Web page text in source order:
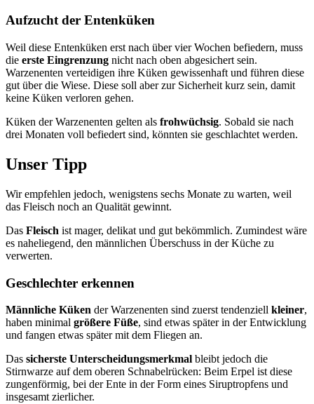
Aufzucht der Entenküken
Weil diese Entenküken erst nach über vier Wochen befiedern, muss
die erste Eingrenzung nicht nach oben abgesichert sein.
Warzenenten verteidigen ihre Küken gewissenhaft und führen diese
gut über die Wiese. Diese soll aber zur Sicherheit kurz sein, damit
keine Küken verloren gehen.
Küken der Warzenenten gelten als frohwüchsig. Sobald sie nach
drei Monaten voll befiedert sind, könnten sie geschlachtet werden.
Unser Tipp
Wir empfehlen jedoch, wenigstens sechs Monate zu warten, weil
das Fleisch noch an Qualität gewinnt.
Das Fleisch ist mager, delikat und gut bekömmlich. Zumindest wäre
es naheliegend, den männlichen Überschuss in der Küche zu
verwerten.
Geschlechter erkennen
Männliche Küken der Warzenenten sind zuerst tendenziell kleiner,
haben minimal größere Füße, sind etwas später in der Entwicklung
und fangen etwas später mit dem Fliegen an.
Das sicherste Unterscheidungsmerkmal bleibt jedoch die
Stirnwarze auf dem oberen Schnabelrücken: Beim Erpel ist diese
zungenförmig, bei der Ente in der Form eines Siruptropfens und
insgesamt zierlicher.